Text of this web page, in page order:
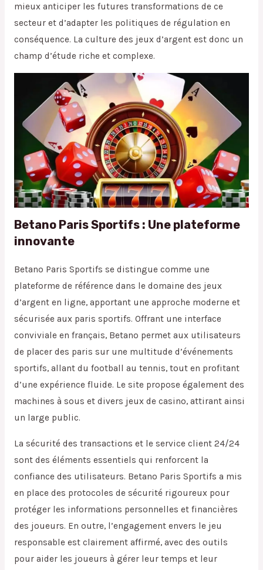
mieux anticiper les futures transformations de ce
secteur et d’adapter les politiques de régulation en
conséquence. La culture des jeux d’argent est donc un
champ d’étude riche et complexe.
Betano Paris Sportifs : Une plateforme
innovante
Betano Paris Sportifs se distingue comme une
plateforme de référence dans le domaine des jeux
d’argent en ligne, apportant une approche moderne et
sécurisée aux paris sportifs. Offrant une interface
conviviale en français, Betano permet aux utilisateurs
de placer des paris sur une multitude d’événements
sportifs, allant du football au tennis, tout en profitant
d’une expérience fluide. Le site propose également des
machines à sous et divers jeux de casino, attirant ainsi
un large public.
La sécurité des transactions et le service client 24/24
sont des éléments essentiels qui renforcent la
confiance des utilisateurs. Betano Paris Sportifs a mis
en place des protocoles de sécurité rigoureux pour
protéger les informations personnelles et financières
des joueurs. En outre, l’engagement envers le jeu
responsable est clairement affirmé, avec des outils
pour aider les joueurs à gérer leur temps et leur